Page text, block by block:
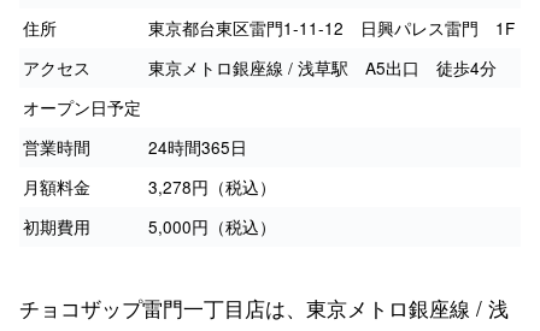
住所
東京都台東区雷門1-11-12 日興パレス雷門 1F
アクセス
東京メトロ銀座線 / 浅草駅 A5出口 徒歩4分
オープン日予定
営業時間
24時間365日
月額料金
3,278円（税込）
初期費用
5,000円（税込）
チョコザップ雷門一丁目店は、東京メトロ銀座線 / 浅